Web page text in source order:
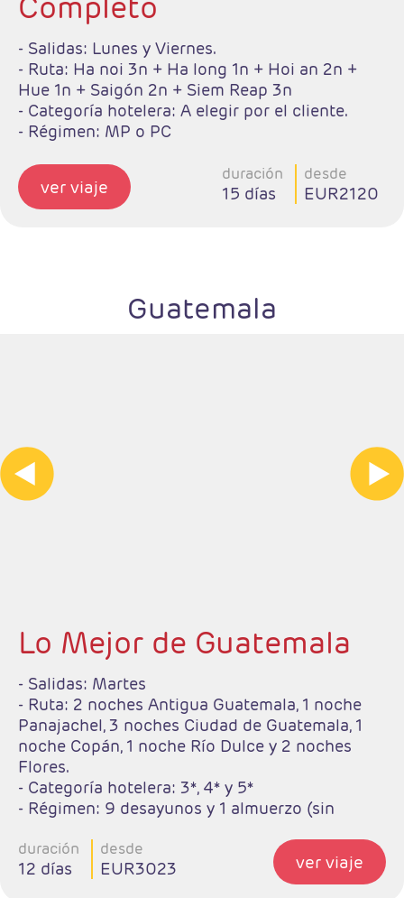
- Salidas: Lunes y Viernes.
- Ruta: Ha noi 3n + Ha long 1n + Hoi an 2n +
Hue 1n + Saigón 2n + Siem Reap 3n
- Categoría hotelera: A elegir por el cliente.
- Régimen: MP o PC
duración
15 días
desde
EUR2120
ver viaje
Guatemala
Lo Mejor de Guatemala
- Salidas: Martes
- Ruta: 2 noches Antigua Guatemala, 1 noche
Panajachel, 3 noches Ciudad de Guatemala, 1
noche Copán, 1 noche Río Dulce y 2 noches
Flores.
- Categoría hotelera: 3*, 4* y 5*
- Régimen: 9 desayunos y 1 almuerzo (sin
duración
12 días
desde
EUR3023 ver viaje